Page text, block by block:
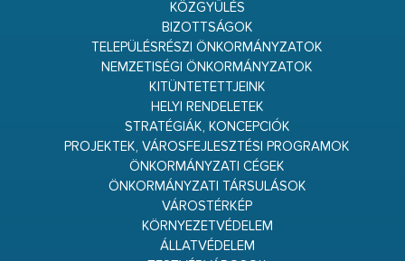
KÖZGYŰLÉS
BIZOTTSÁGOK
TELEPÜLÉSRÉSZI ÖNKORMÁNYZATOK
NEMZETISÉGI ÖNKORMÁNYZATOK
KITÜNTETETTJEINK
HELYI RENDELETEK
STRATÉGIÁK, KONCEPCIÓK
PROJEKTEK, VÁROSFEJLESZTÉSI PROGRAMOK
ÖNKORMÁNYZATI CÉGEK
ÖNKORMÁNYZATI TÁRSULÁSOK
VÁROSTÉRKÉP
KÖRNYEZETVÉDELEM
ÁLLATVÉDELEM